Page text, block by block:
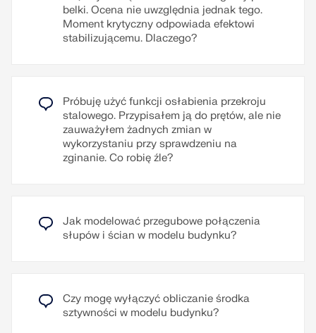
belki. Ocena nie uwzględnia jednak tego.
Moment krytyczny odpowiada efektowi
stabilizującemu. Dlaczego?
Próbuję użyć funkcji osłabienia przekroju
stalowego. Przypisałem ją do prętów, ale nie
zauważyłem żadnych zmian w
wykorzystaniu przy sprawdzeniu na
zginanie. Co robię źle?
Jak modelować przegubowe połączenia
słupów i ścian w modelu budynku?
Czy mogę wyłączyć obliczanie środka
sztywności w modelu budynku?